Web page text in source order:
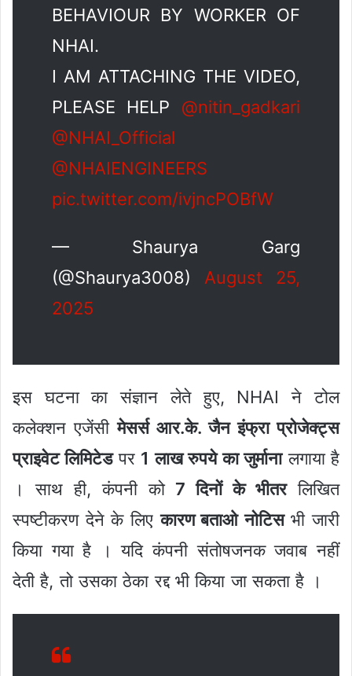
BEHAVIOUR BY WORKER OF
NHAI.
I AM ATTACHING THE VIDEO,
PLEASE HELP @nitin_gadkari
@NHAI_Official
@NHAIENGINEERS
pic.twitter.com/ivjncPOBfW
— Shaurya Garg
(@Shaurya3008) August 25,
2025
इस घटना का संज्ञान लेते हुए, NHAI ने टोल
कलेक्शन एजेंसीमेसर्स आर.के. जैन इंफ्रा प्रोजेक्ट्स
प्राइवेट लिमिटेडपर 1 लाख रुपये का जुर्मानालगाया है
। साथ ही, कंपनी को 7 दिनों के भीतरलिखित
स्पष्टीकरण देने के लिएकारण बताओ नोटिसभी जारी
किया गया है । यदि कंपनी संतोषजनक जवाब नहीं
देती है, तो उसका ठेका रद्द भी किया जा सकता है ।